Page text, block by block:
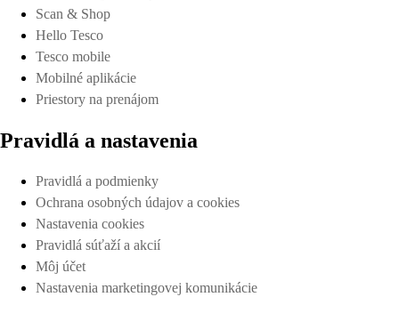
Scan & Shop
Hello Tesco
Tesco mobile
Mobilné aplikácie
Priestory na prenájom
Pravidlá a nastavenia
Pravidlá a podmienky
Ochrana osobných údajov a cookies
Nastavenia cookies
Pravidlá súťaží a akcií
Môj účet
Nastavenia marketingovej komunikácie